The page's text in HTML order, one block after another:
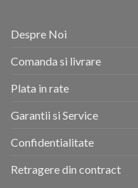
Despre Noi
Comanda si livrare
Plata in rate
Garantii si Service
Confidentialitate
Retragere din contract